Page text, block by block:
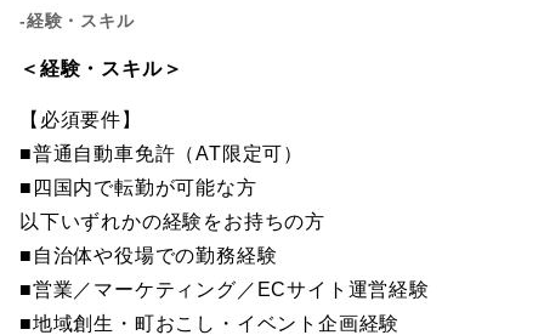
-経験・スキル
＜経験・スキル＞
【必須要件】
■普通自動車免許（AT限定可）
■四国内で転勤が可能な方
以下いずれかの経験をお持ちの方
■自治体や役場での勤務経験
■営業／マーケティング／ECサイト運営経験
■地域創生・町おこし・イベント企画経験